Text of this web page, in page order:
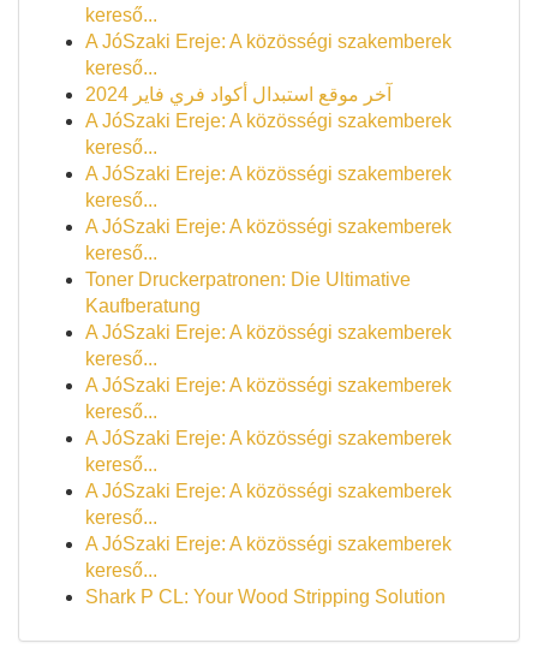
kereső...
A JóSzaki Ereje: A közösségi szakemberek
kereső...
آخر موقع استبدال أكواد فري فاير 2024
A JóSzaki Ereje: A közösségi szakemberek
kereső...
A JóSzaki Ereje: A közösségi szakemberek
kereső...
A JóSzaki Ereje: A közösségi szakemberek
kereső...
Toner Druckerpatronen: Die Ultimative
Kaufberatung
A JóSzaki Ereje: A közösségi szakemberek
kereső...
A JóSzaki Ereje: A közösségi szakemberek
kereső...
A JóSzaki Ereje: A közösségi szakemberek
kereső...
A JóSzaki Ereje: A közösségi szakemberek
kereső...
A JóSzaki Ereje: A közösségi szakemberek
kereső...
Shark P CL: Your Wood Stripping Solution